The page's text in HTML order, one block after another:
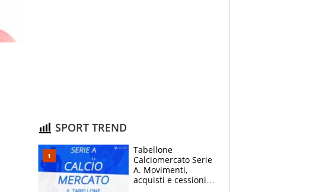
SPORT TREND
Tabellone
Calciomercato Serie
A. Movimenti,
acquisti e cessioni: